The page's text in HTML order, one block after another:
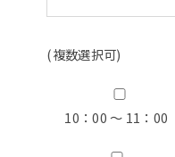
(複数選択可)
10：00 ～ 11：00